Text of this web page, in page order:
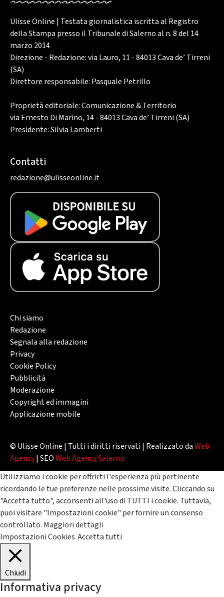
Ulisse Online | Testata giornalistica iscritta al Registro
della Stampa presso il Tribunale di Salerno al n. 8 del 14
marzo 2014
Direzione - Redazione: via Lauro, 11 - 84013 Cava de’ Tirreni
(SA)
Direttore responsabile: Pasquale Petrillo
Proprietà editoriale: Comunicazione & Territorio
via Ernesto Di Marino, 14 - 84013 Cava de’ Tirreni (SA)
Presidente: Silvia Lamberti
Contatti
redazione@ulisseonline.it
Chi siamo
Redazione
Segnala alla redazione
Privacy
Cookie Policy
Pubblicità
Moderazione
Copyright ed immagini
Applicazione mobile
© Ulisse Online | Tutti i diritti riservati | Realizzato daWeb
Agency| SEOWeb Agency Salerno
Utilizziamo i cookie per offrirti l'esperienza più pertinente
ricordando le tue preferenze nelle prossime visite. Cliccando su
"Accetta tutto", acconsenti all'uso di TUTTI i cookie. Tuttavia,
puoi visitare "Impostazioni cookie" per fornire un consenso
controllato. Maggiori dettagli
Impostazioni Cookies Accetta tutti
Chiudi
Informativa privacy